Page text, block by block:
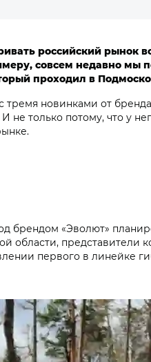
российский рынок
совсем недавно мы
проходил в
новинками от
только потому, что у
брендом «Эволют»
области, представители
первого в линейке